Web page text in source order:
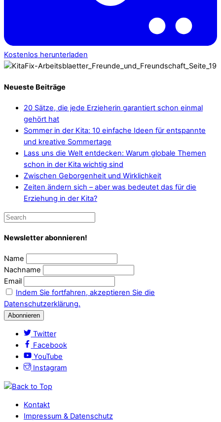
Kostenlos herunterladen
Neueste Beiträge
20 Sätze, die jede Erzieherin garantiert schon einmal
gehört hat
Sommer in der Kita: 10 einfache Ideen für entspannte
und kreative Sommertage
Lass uns die Welt entdecken: Warum globale Themen
schon in der Kita wichtig sind
Zwischen Geborgenheit und Wirklichkeit
Zeiten ändern sich – aber was bedeutet das für die
Erziehung in der Kita?
Newsletter abonnieren!
Name
Nachname
Email
Indem Sie fortfahren, akzeptieren Sie die
Datenschutzerklärung.
Twitter
Facebook
YouTube
Instagram
Kontakt
Impressum & Datenschutz